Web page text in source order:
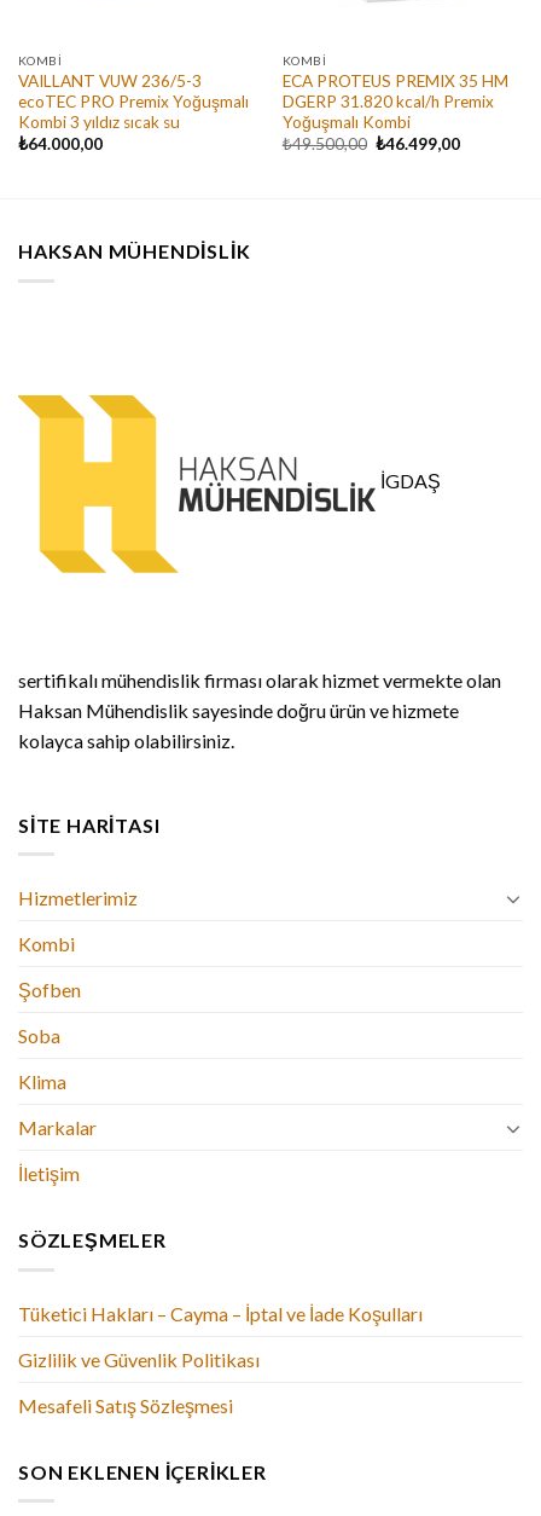
KOMBI
VAILLANT VUW 236/5-3
ecoTEC PRO Premix Yoğuşmalı
Kombi 3 yıldız sıcak su
₺64.000,00
KOMBI
ECA PROTEUS PREMIX 35 HM
DGERP 31.820 kcal/h Premix
Yoğuşmalı Kombi
₺49.500,00 Orijinal
₺46.499,00Şu
HAKSAN MÜHENDISLIK
İGDAŞ
sertifikalı mühendislik firması olarak hizmet vermekte olan
Haksan Mühendislik sayesinde doğru ürün ve hizmete
kolayca sahip olabilirsiniz.
SITE HARITASI
Hizmetlerimiz
Kombi
Şofben
Soba
Klima
Markalar
İletişim
SÖZLEŞMELER
Tüketici Hakları – Cayma – İptal ve İade Koşulları
Gizlilik ve Güvenlik Politikası
Mesafeli Satış Sözleşmesi
SON EKLENEN İÇERIKLER